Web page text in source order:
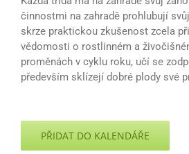
činnostmi na zahradě prohlubují
skrze praktickou zkušenost zcela
vědomosti o rostlinném a
proměnách v cyklu roku, učí se
především sklízejí dobré plody své
PŘIDAT DO KALENDÁŘE